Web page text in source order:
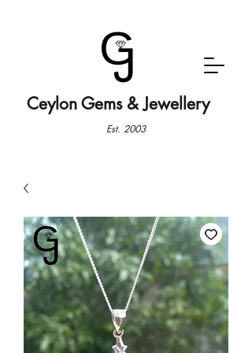
Ceylon Gems & Jewellery
Est. 2003